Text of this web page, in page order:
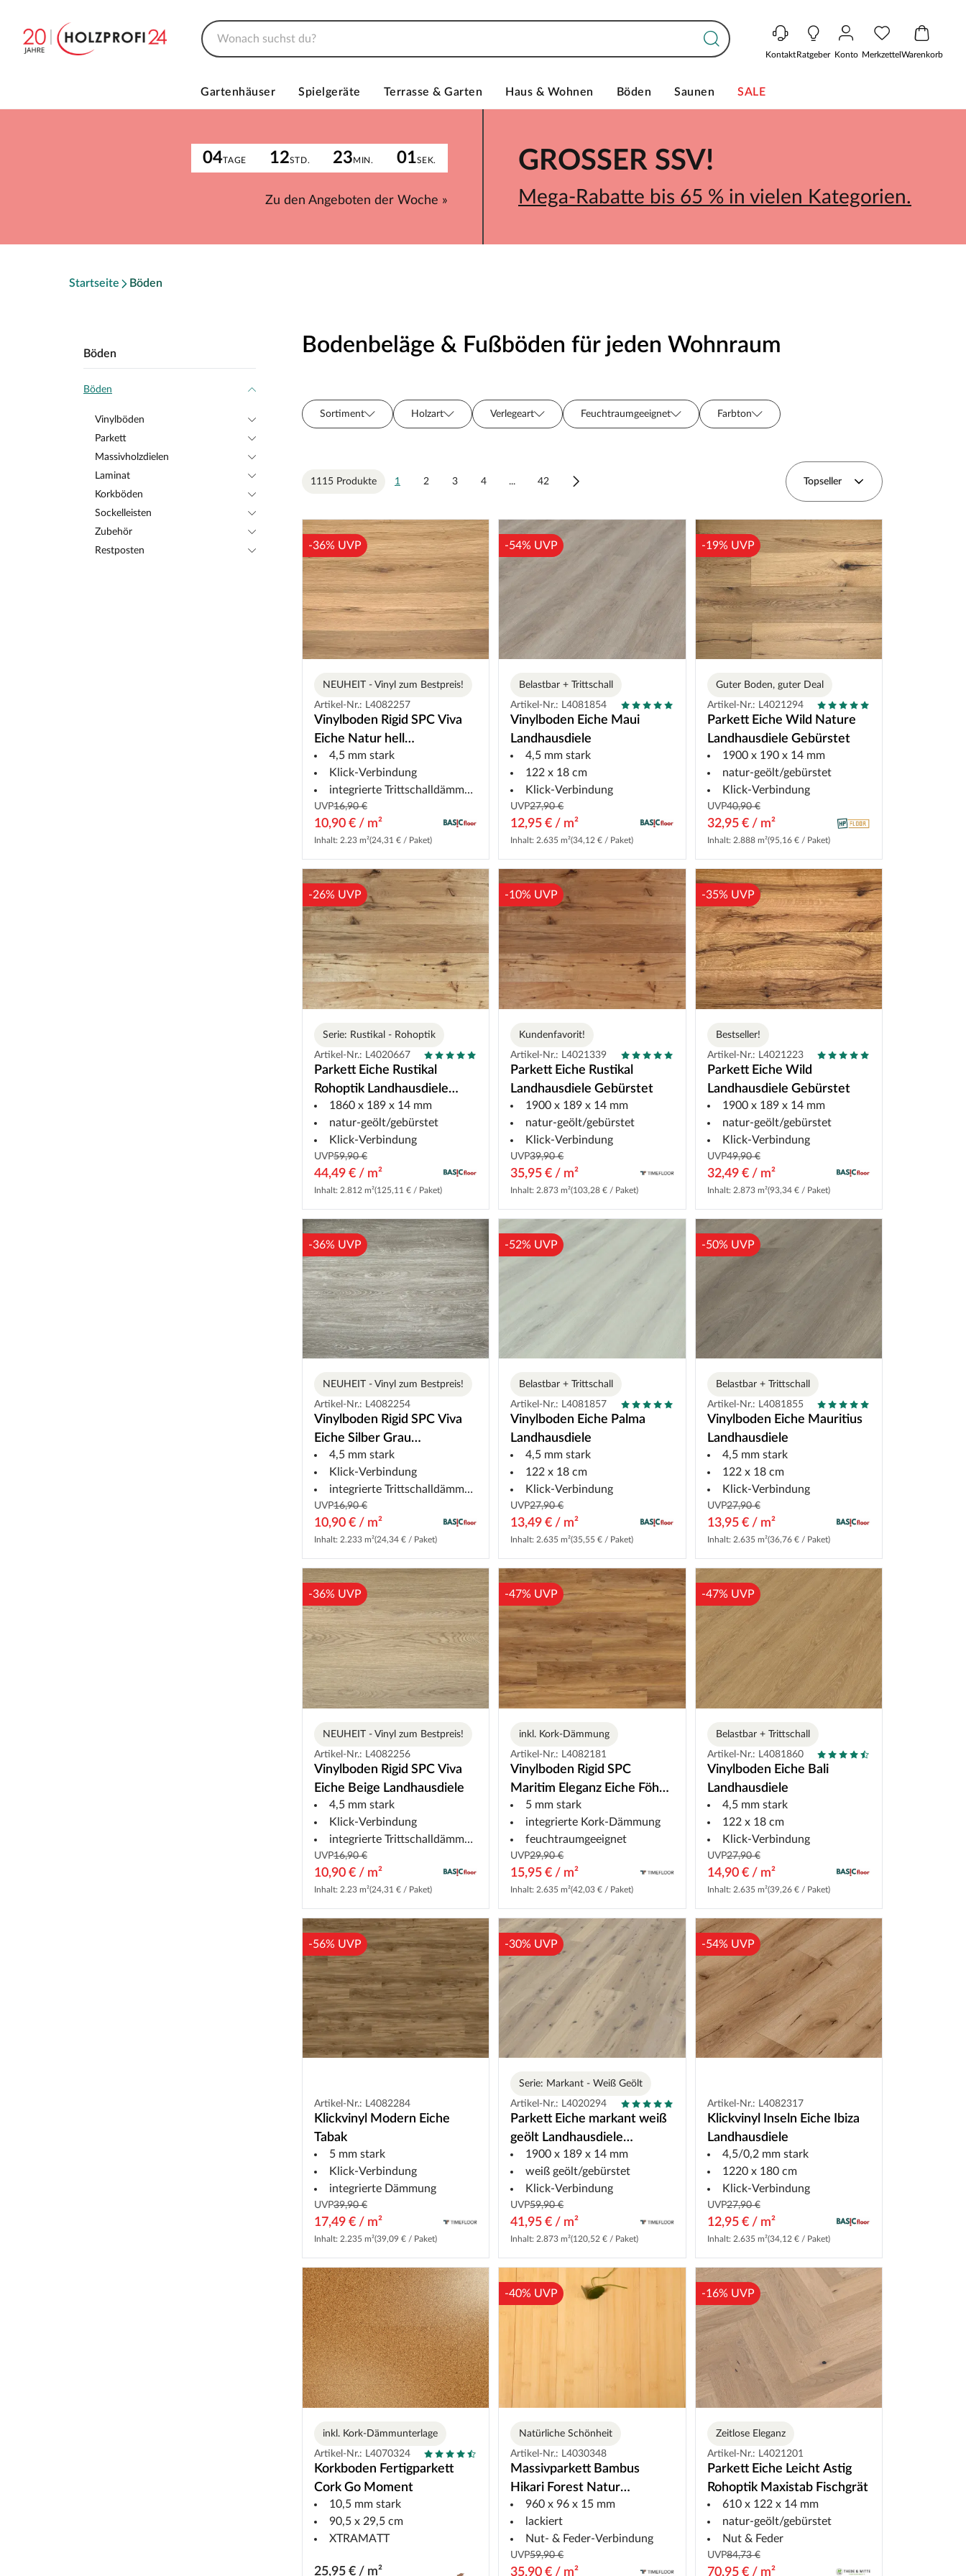
KontaktRatgeber Konto MerkzettelWarenkorb
Gartenhäuser Spielgeräte Terrasse & Garten Haus & Wohnen Böden Saunen SALE
04TAGE 12STD. 23MIN. 01SEK.
Zu den Angeboten der Woche »
GROSSER SSV!
Mega-Rabatte bis 65 % in vielen Kategorien.
Startseite Böden
Böden
Böden
Vinylböden
Parkett
Massivholzdielen
Laminat
Korkböden
Sockelleisten
Zubehör
Restposten
Bodenbeläge & Fußböden für jeden Wohnraum
Sortiment Holzart Verlegeart Feuchtraumgeeignet Farbton
1115 Produkte 1 2 3 4 ... 42 Topseller
-36% UVP
NEUHEIT - Vinyl zum Bestpreis!
Artikel-Nr.: L4082257
Vinylboden Rigid SPC Viva
Eiche Natur hell
Landhausdiele
4,5 mm stark
Klick-Verbindung
integrierte Trittschalldämmung
UVP16,90 €
10,90 € / m²
Inhalt: 2.23 m²(24,31 € / Paket)
-54% UVP
Belastbar + Trittschall
Artikel-Nr.: L4081854
Vinylboden Eiche Maui
Landhausdiele
4,5 mm stark
122 x 18 cm
Klick-Verbindung
UVP27,90 €
12,95 € / m²
Inhalt: 2.635 m²(34,12 € / Paket)
-19% UVP
Guter Boden, guter Deal
Artikel-Nr.: L4021294
Parkett Eiche Wild Nature
Landhausdiele Gebürstet
1900 x 190 x 14 mm
natur-geölt/gebürstet
Klick-Verbindung
UVP40,90 €
32,95 € / m²
Inhalt: 2.888 m²(95,16 € / Paket)
-26% UVP
Serie: Rustikal - Rohoptik
Artikel-Nr.: L4020667
Parkett Eiche Rustikal
Rohoptik Landhausdiele
Gebürstet
1860 x 189 x 14 mm
natur-geölt/gebürstet
Klick-Verbindung
UVP59,90 €
44,49 € / m²
Inhalt: 2.812 m²(125,11 € / Paket)
-10% UVP
Kundenfavorit!
Artikel-Nr.: L4021339
Parkett Eiche Rustikal
Landhausdiele Gebürstet
1900 x 189 x 14 mm
natur-geölt/gebürstet
Klick-Verbindung
UVP39,90 €
35,95 € / m²
Inhalt: 2.873 m²(103,28 € / Paket)
-35% UVP
Bestseller!
Artikel-Nr.: L4021223
Parkett Eiche Wild
Landhausdiele Gebürstet
1900 x 189 x 14 mm
natur-geölt/gebürstet
Klick-Verbindung
UVP49,90 €
32,49 € / m²
Inhalt: 2.873 m²(93,34 € / Paket)
-36% UVP
NEUHEIT - Vinyl zum Bestpreis!
Artikel-Nr.: L4082254
Vinylboden Rigid SPC Viva
Eiche Silber Grau
Landhausdiele
4,5 mm stark
Klick-Verbindung
integrierte Trittschalldämmung
UVP16,90 €
10,90 € / m²
Inhalt: 2.233 m²(24,34 € / Paket)
-52% UVP
Belastbar + Trittschall
Artikel-Nr.: L4081857
Vinylboden Eiche Palma
Landhausdiele
4,5 mm stark
122 x 18 cm
Klick-Verbindung
UVP27,90 €
13,49 € / m²
Inhalt: 2.635 m²(35,55 € / Paket)
-50% UVP
Belastbar + Trittschall
Artikel-Nr.: L4081855
Vinylboden Eiche Mauritius
Landhausdiele
4,5 mm stark
122 x 18 cm
Klick-Verbindung
UVP27,90 €
13,95 € / m²
Inhalt: 2.635 m²(36,76 € / Paket)
-36% UVP
NEUHEIT - Vinyl zum Bestpreis!
Artikel-Nr.: L4082256
Vinylboden Rigid SPC Viva
Eiche Beige Landhausdiele
4,5 mm stark
Klick-Verbindung
integrierte Trittschalldämmung
UVP16,90 €
10,90 € / m²
Inhalt: 2.23 m²(24,31 € / Paket)
-47% UVP
inkl. Kork-Dämmung
Artikel-Nr.: L4082181
Vinylboden Rigid SPC
Maritim Eleganz Eiche Föhr
Landhausdiele
5 mm stark
integrierte Kork-Dämmung
feuchtraumgeeignet
UVP29,90 €
15,95 € / m²
Inhalt: 2.635 m²(42,03 € / Paket)
-47% UVP
Belastbar + Trittschall
Artikel-Nr.: L4081860
Vinylboden Eiche Bali
Landhausdiele
4,5 mm stark
122 x 18 cm
Klick-Verbindung
UVP27,90 €
14,90 € / m²
Inhalt: 2.635 m²(39,26 € / Paket)
-56% UVP
Artikel-Nr.: L4082284
Klickvinyl Modern Eiche
Tabak
5 mm stark
Klick-Verbindung
integrierte Dämmung
UVP39,90 €
17,49 € / m²
Inhalt: 2.235 m²(39,09 € / Paket)
-30% UVP
Serie: Markant - Weiß Geölt
Artikel-Nr.: L4020294
Parkett Eiche markant weiß
geölt Landhausdiele
gebürstet
1900 x 189 x 14 mm
weiß geölt/gebürstet
Klick-Verbindung
UVP59,90 €
41,95 € / m²
Inhalt: 2.873 m²(120,52 € / Paket)
-54% UVP
Artikel-Nr.: L4082317
Klickvinyl Inseln Eiche Ibiza
Landhausdiele
4,5/0,2 mm stark
1220 x 180 cm
Klick-Verbindung
UVP27,90 €
12,95 € / m²
Inhalt: 2.635 m²(34,12 € / Paket)
inkl. Kork-Dämmunterlage
Artikel-Nr.: L4070324
Korkboden Fertigparkett
Cork Go Moment
10,5 mm stark
90,5 x 29,5 cm
XTRAMATT
25,95 € / m²
-40% UVP
Natürliche Schönheit
Artikel-Nr.: L4030348
Massivparkett Bambus
Hikari Forest Natur
Horizontallamelle
960 x 96 x 15 mm
lackiert
Nut- & Feder-Verbindung
UVP59,90 €
35,90 € / m²
-16% UVP
Zeitlose Eleganz
Artikel-Nr.: L4021201
Parkett Eiche Leicht Astig
Rohoptik Maxistab Fischgrät
610 x 122 x 14 mm
natur-geölt/gebürstet
Nut & Feder
UVP84,73 €
70,95 € / m²